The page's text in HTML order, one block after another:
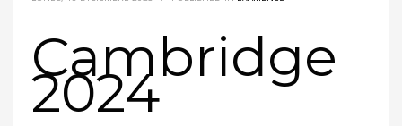
Cambridge
2024